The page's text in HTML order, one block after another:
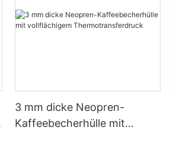
3 mm dicke Neopren-
Kaffeebecherhülle mit